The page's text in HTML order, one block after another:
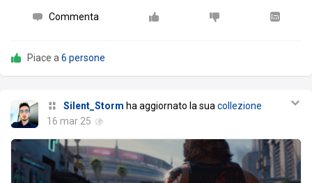
Commenta
Piace a 6 persone
Silent_Storm ha aggiornato la sua collezione
16 mar 25